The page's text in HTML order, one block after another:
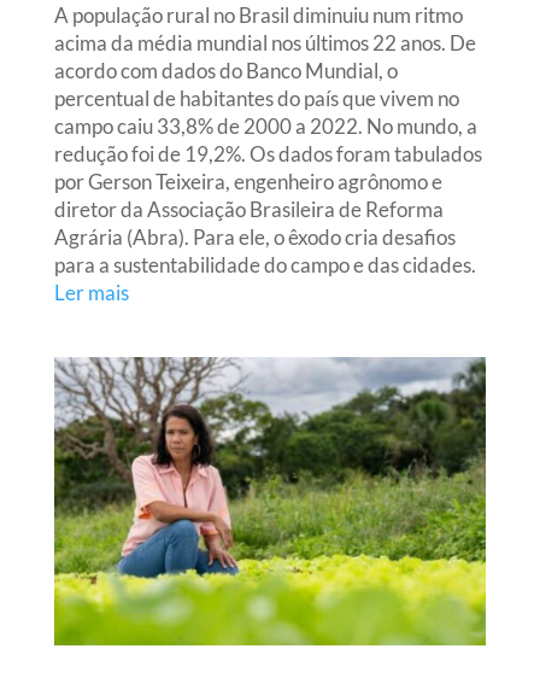
A população rural no Brasil diminuiu num ritmo
acima da média mundial nos últimos 22 anos. De
acordo com dados do Banco Mundial, o
percentual de habitantes do país que vivem no
campo caiu 33,8% de 2000 a 2022. No mundo, a
redução foi de 19,2%. Os dados foram tabulados
por Gerson Teixeira, engenheiro agrônomo e
diretor da Associação Brasileira de Reforma
Agrária (Abra). Para ele, o êxodo cria desafios
para a sustentabilidade do campo e das cidades.
Ler mais